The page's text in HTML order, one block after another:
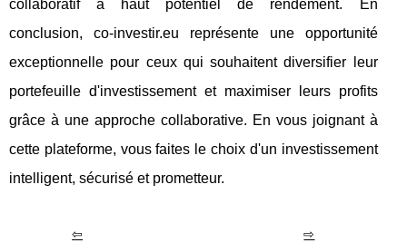
collaboratif à haut potentiel de rendement. En
conclusion, co-investir.eu représente une opportunité
exceptionnelle pour ceux qui souhaitent diversifier leur
portefeuille d'investissement et maximiser leurs profits
grâce à une approche collaborative. En vous joignant à
cette plateforme, vous faites le choix d'un investissement
intelligent, sécurisé et prometteur.